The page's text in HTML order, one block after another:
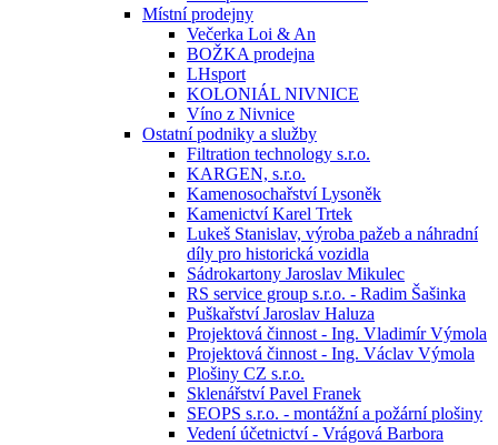
Místní prodejny
Večerka Loi & An
BOŽKA prodejna
LHsport
KOLONIÁL NIVNICE
Víno z Nivnice
Ostatní podniky a služby
Filtration technology s.r.o.
KARGEN, s.r.o.
Kamenosochařství Lysoněk
Kamenictví Karel Trtek
Lukeš Stanislav, výroba pažeb a náhradní
díly pro historická vozidla
Sádrokartony Jaroslav Mikulec
RS service group s.r.o. - Radim Šašinka
Puškařství Jaroslav Haluza
Projektová činnost - Ing. Vladimír Výmola
Projektová činnost - Ing. Václav Výmola
Plošiny CZ s.r.o.
Sklenářství Pavel Franek
SEOPS s.r.o. - montážní a požární plošiny
Vedení účetnictví - Vrágová Barbora